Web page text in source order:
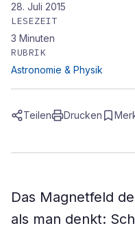
28. Juli 2015
LESEZEIT
3 Minuten
RUBRIK
Astronomie & Physik
Teilen Drucken
Das Magnetfeld
als man denkt: